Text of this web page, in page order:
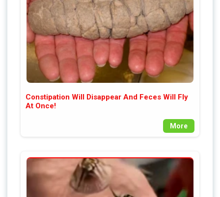
Constipation Will Disappear And Feces Will Fly
At Once!
More